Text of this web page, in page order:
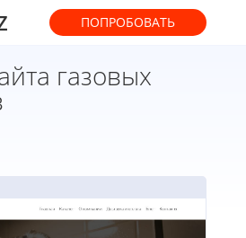
ПОПРОБОВАТЬ
газовых